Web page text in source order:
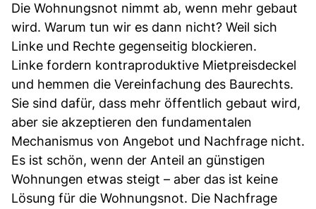
Die Wohnungsnot nimmt ab, wenn mehr gebaut
wird. Warum tun wir es dann nicht? Weil sich
Linke und Rechte gegenseitig blockieren.
Linke fordern kontraproduktive Mietpreisdeckel
und hemmen die Vereinfachung des Baurechts.
Sie sind dafür, dass mehr öffentlich gebaut wird,
aber sie akzeptieren den fundamentalen
Mechanismus von Angebot und Nachfrage nicht.
Es ist schön, wenn der Anteil an günstigen
Wohnungen etwas steigt – aber das ist keine
Lösung für die Wohnungsnot. Die Nachfrage